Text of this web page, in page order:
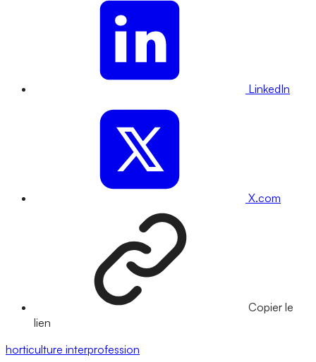
LinkedIn
X.com
Copier le
lien
horticulture interprofession